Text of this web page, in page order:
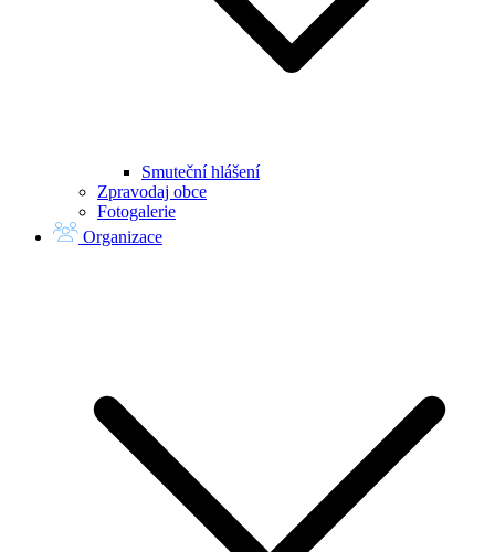
Smuteční hlášení
Zpravodaj obce
Fotogalerie
Organizace